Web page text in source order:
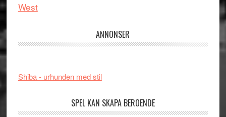
West
ANNONSER
Shiba - urhunden med stil
SPEL KAN SKAPA BEROENDE